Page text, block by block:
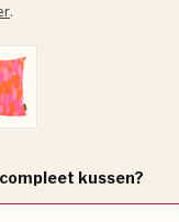
.
kussen?